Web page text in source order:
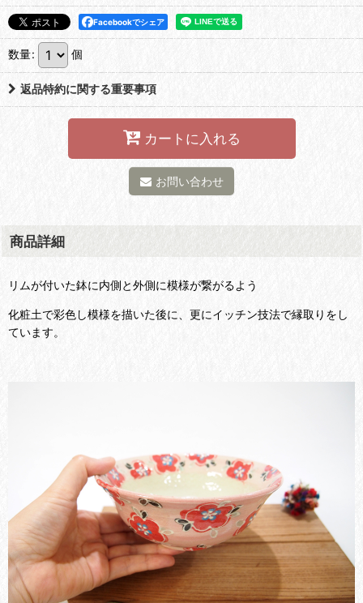
Facebookでシェア
数量: 個
返品特約に関する重要事項
カートに入れる
お問い合わせ
商品詳細
リムが付いた鉢に内側と外側に模様が繋がるよう
化粧土で彩色し模様を描いた後に、更にイッチン技法で縁取りをし
ています。